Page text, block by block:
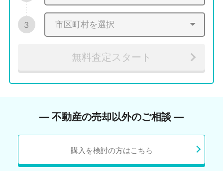
3
無料査定スタート
― 不動産の売却以外のご相談 ―
購入を検討の方はこちら